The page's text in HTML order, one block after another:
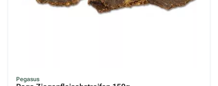
Pegasus